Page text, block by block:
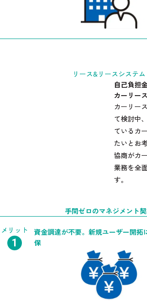
リース&リースシステム
自己負担
カーリー
カーリー
て検討中
ているカ
たいとお
協商がカ
業務を全
す。
手間ゼロのマネジメント
メリット
資金調達が不要。 新規ユーザー開拓
保